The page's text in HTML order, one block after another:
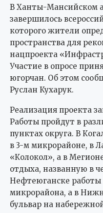
В Ханты-Мансийском
завершилось
которого жители
пространства для
нацпроекта
Участие в опросе
югорчан. Об этом
Руслан Кухарук.
Реализация проекта
Работы пройдут в
пунктах округа. В
в 3-м микрорайоне, в
«Колокол», а в
отдыха, названную в
Нефтеюганске работы
микрорайона, а в
бульвар на